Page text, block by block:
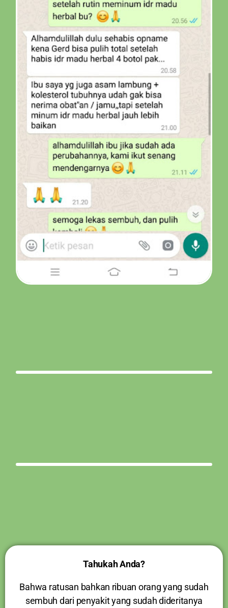
Tahukah Anda?
Bahwa ratusan bahkan ribuan orang yang sudah
sembuh dari penyakit yang sudah dideritanya